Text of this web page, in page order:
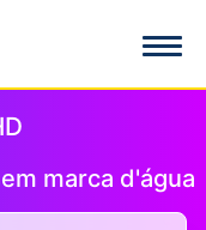
marca d'água